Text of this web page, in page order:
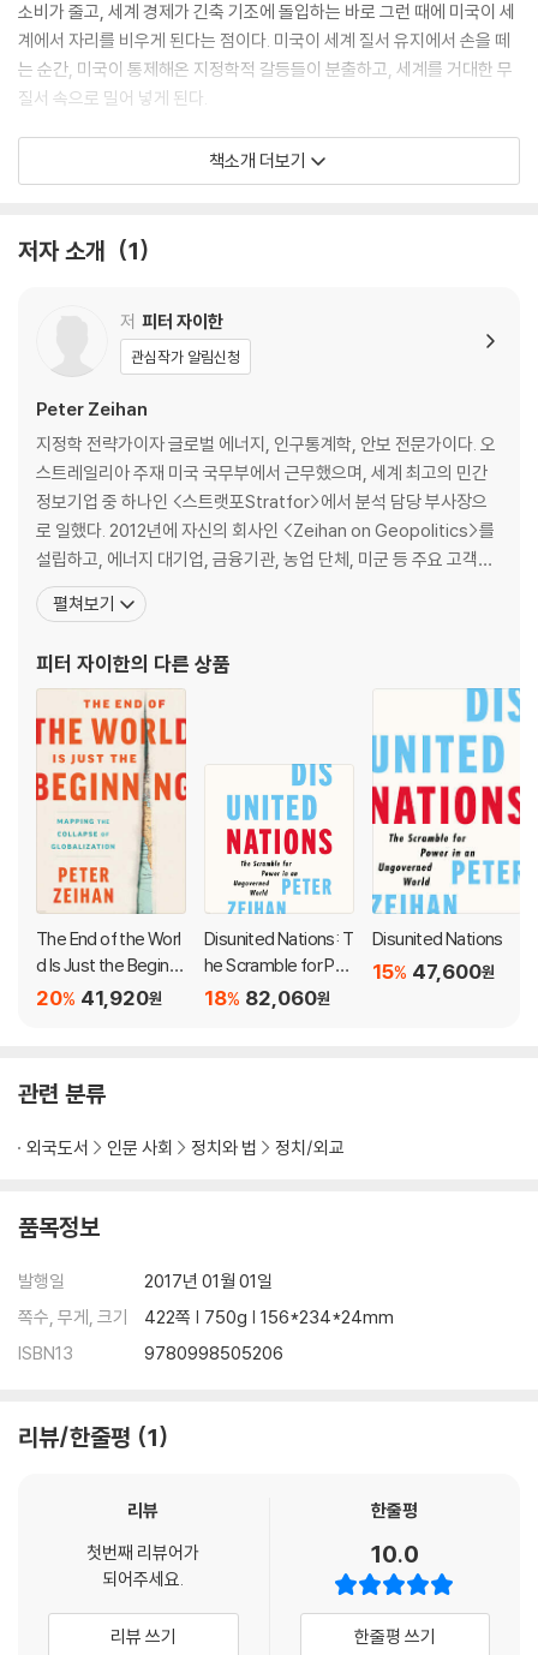
소비가 줄고, 세계 경제가 긴축 기조에 돌입하는 바로 그런 때에 미국이 세
계에서 자리를 비우게 된다는 점이다. 미국이 세계 질서 유지에서 손을 떼
는 순간, 미국이 통제해온 지정학적 갈등들이 분출하고, 세계를 거대한 무
질서 속으로 밀어 넣게 된다.
『셰일 혁명과 미국 없는 세계』는 『21세기 미국의 패권과 지정학』에 이은
피터 자이한의 두 번째 책이다. 『21세기 미국의 패권과 지정학』에서 자이
의 본질이 무엇인지, 그리고 인구구조의 변화, 지정학, 셰일 혁명으로 인해
이 어떻게 가능했고, 그리고 게임 체인저로서 세계를 어떻게 바꾸어놓을
것인지를 보다 심층적으로 분석한다. 나아가 초강대국 미국이 왜 세계 질
에서 어떤 지정학적 충돌들이 전개될지 놀라운 분석력으로 펼쳐 보인다.
특히 향후 동아시아에서 중국, 일본, 한국 사이에 전개될 일련의 충돌에 대
한 지정학적 분석은 가히 동아시아 지정학의 교과서라 할 만하다.
The world is changing in ways most of us find incomprehensib
le. Terrorism spills out of the Middle East into Europe. Russia, Ir
an, Saudi Arabia, China and Japan vie to see who can be most
aggressive. Financial breakdown in Asia and Europe guts grow
Yet for the Americans, these changes are fantastic. Alone am
ong the world's powers, only the United States is geographic
ally wealthy, demographically robust, and energy secure. That
last piece -- American energy security -- is rapidly emerging a
s the most critical piece of the global picture.
The American shale revolution does more than sever the larg
est of the remaining ties that bind America's fate to the wider
world. It re-industrializes the United States, accelerates the g
lobal order's breakdown, and triggers a series of wide ranging
military conflicts that will shape the next two decades. The co
y needs the Americans to be engaged, the United States will
be...absent.
In 2014's The Accidental Superpower, geopolitical strategist P
energy trends were unravelling the global system. Zeihan tak
g out the threats and opportunities as the world descends int
o Disorder.
책소개 더보기
저자 소개 1
저 피터 자이한
관심작가 알림신청
Peter Zeihan
지정학 전략가이자 글로벌 에너지, 인구통계학, 안보 전문가이다. 오
스트레일리아 주재 미국 국무부에서 근무했으며, 세계 최고의 민간
정보기업 중 하나인 <스트랫포Stratfor>에서 분석 담당 부사장으
로 일했다. 2012년에 자신의 회사인 <Zeihan on Geopolitics>를
설립하고, 에너지 대기업, 금융기관, 농업 단체, 미군 등 주요 고객들
에게 세계 정세 분석과 지정학 관련 정보를 제공하고 있다. 그는 지리
학, 인구통계학, 경제학, 에너지, 정치학, 기술, 안보 분야의 전문 지
서로는 『21세기 미국의 패권
펼쳐보기
피터 자이한의 다른 상품
The End of the Worl
d Is Just the Beginni
ng: Mapping the Coll
41,920원
20%
Disunited Nations: T
he Scramble for Po
wer in an Ungovern
82,060원
18%
Disunited Nations
47,600원
15%
관련 분류
외국도서 인문 사회 정치와 법 정치/외교
품목정보
발행일
2017년 01월 01일
쪽수, 무게, 크기
422쪽 | 750g | 156*234*24mm
ISBN13
9780998505206
리뷰/한줄평 1
리뷰
첫번째 리뷰어가
되어주세요.
리뷰 쓰기
한줄평
10.0
한줄평 쓰기